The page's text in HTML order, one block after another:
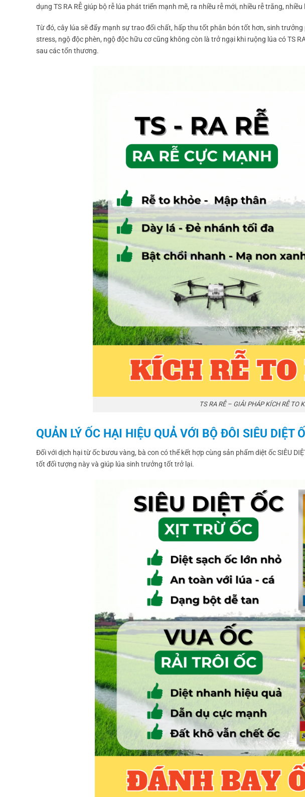
dụng TS RA RỄ giúp bộ rễ lúa phát triển mạnh mẽ, ra nhiều rễ mới, nhiều rễ trắng,
Từ đó, cây lúa sẽ đẩy mạnh sự trao đổi chất, hấp thu tốt phân bón tốt hơn, sinh
stress, ngộ độc phèn, ngộ độc hữu cơ cũng không còn là trở ngại khi ruộng lúa có TS
sau các tổn thương.
TS RA RỄ – GIẢI PHÁP KÍCH RỄ TO
QUẢN LÝ ỐC HẠI HIỆU QUẢ VỚI BỘ ĐÔI SIÊU DIỆT
Đối với dịch hại từ ốc bươu vàng, bà con có thể kết hợp cùng sản phẩm diệt ốc SIÊU
tốt đối tượng này và giúp lúa sinh trưởng tốt trở lại.